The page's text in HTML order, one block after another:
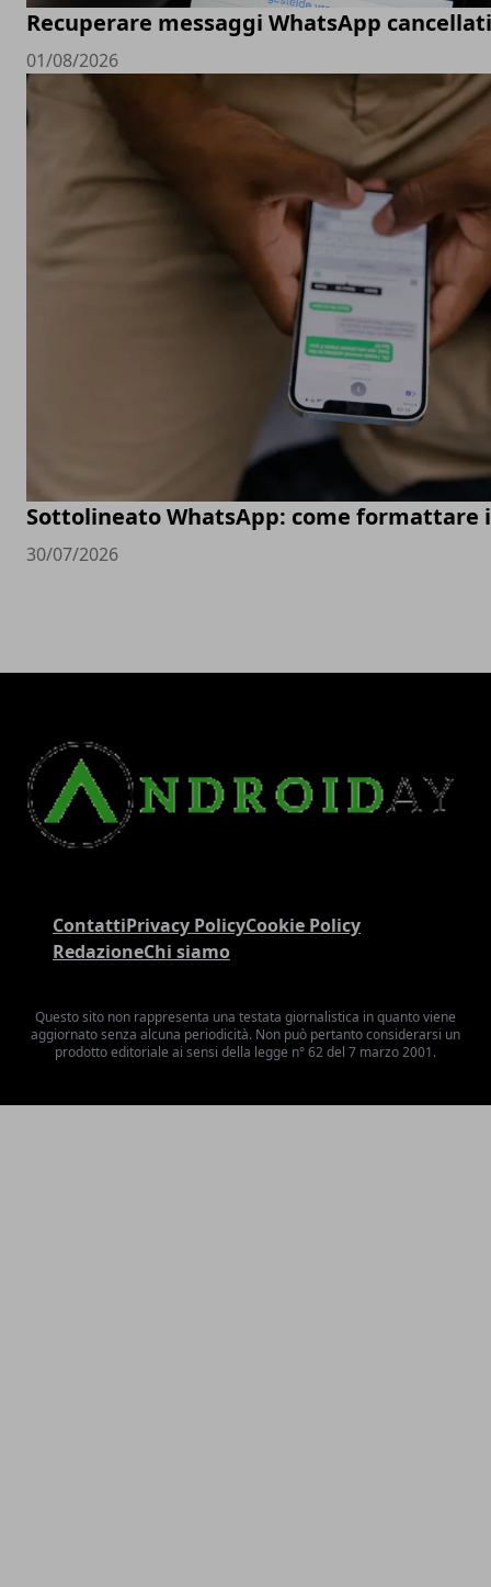
Recuperare messaggi WhatsApp
01/08/2026
Sottolineato WhatsApp: come formattare
30/07/2026
ContattiPrivacy PolicyCookie Policy
RedazioneChi siamo
Questo sito non rappresenta una testata giornalistica in quanto viene
aggiornato senza alcuna periodicità. Non può pertanto considerarsi un
prodotto editoriale ai sensi della legge n° 62 del 7 marzo 2001.